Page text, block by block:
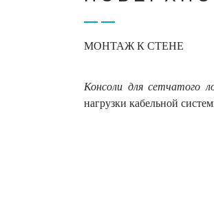
МОНТАЖ К СТЕНЕ
Консоли для сетчатого
нагрузки кабельной